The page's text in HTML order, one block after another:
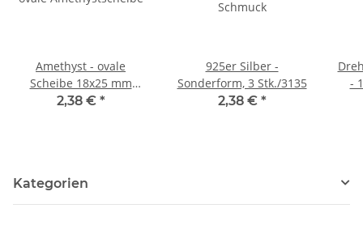
Amethyst - ovale
Scheibe 18x25 mm
violett /R124
2,38 € *
925er Silber -
Sonderform, 3 Stk./3135
2,38 € *
-
Kategorien